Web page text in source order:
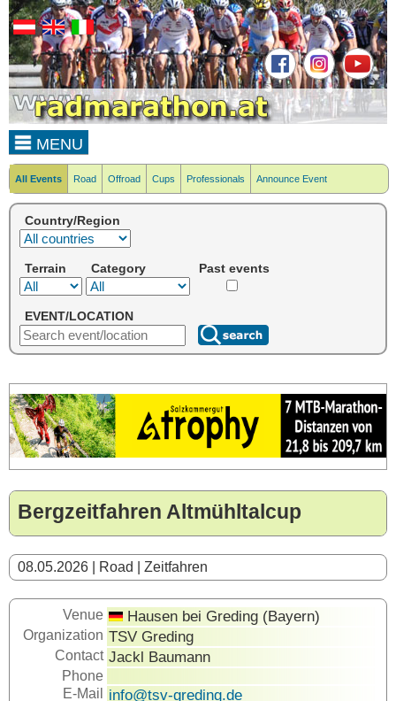
MENU
All Events Road Offroad Cups Professionals Announce Event
Country/Region
Terrain Category Past events
EVENT/LOCATION
Bergzeitfahren Altmühltalcup
08.05.2026 | Road | Zeitfahren
Venue Hausen bei Greding (Bayern)
Organization TSV Greding
Contact Jackl Baumann
Phone
E-Mail
info@tsv-greding.de